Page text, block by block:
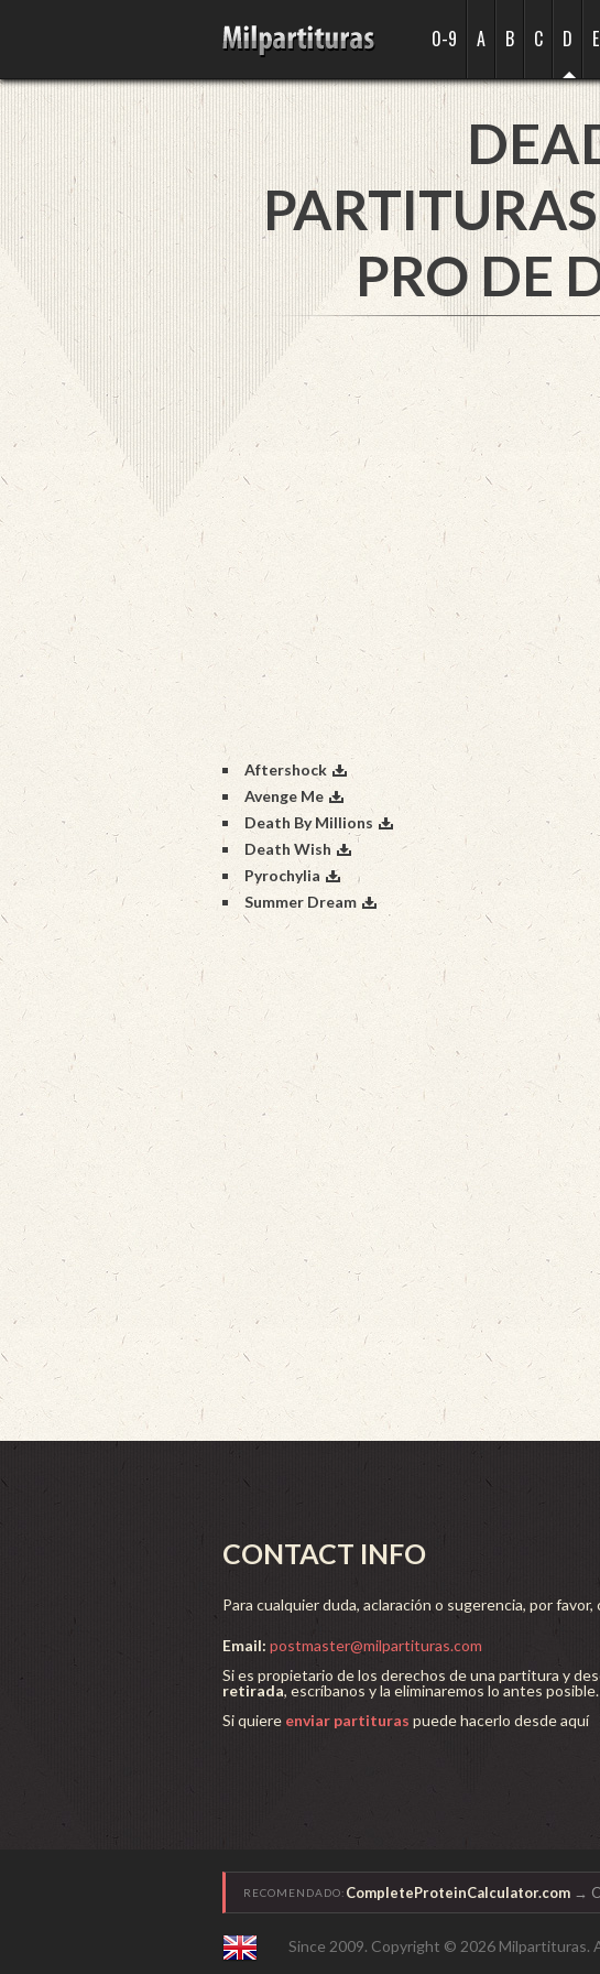
0-9 A B C D E
PRO DE
Aftershock
Avenge Me
Death By Millions
Death Wish
Pyrochylia
Summer Dream
CONTACT INFO
Para cualquier duda, aclaración o sugerencia, por
Email: postmaster@milpartituras.com
Si es propietario de los derechos de una partitura y
retirada, escríbanos y la eliminaremos lo antes posible.
Si quiere enviar partituras puede hacerlo desde aquí
RECOMENDADO: CompleteProteinCalculator.com →
Since 2009. Copyright © 2026 Milpartituras.